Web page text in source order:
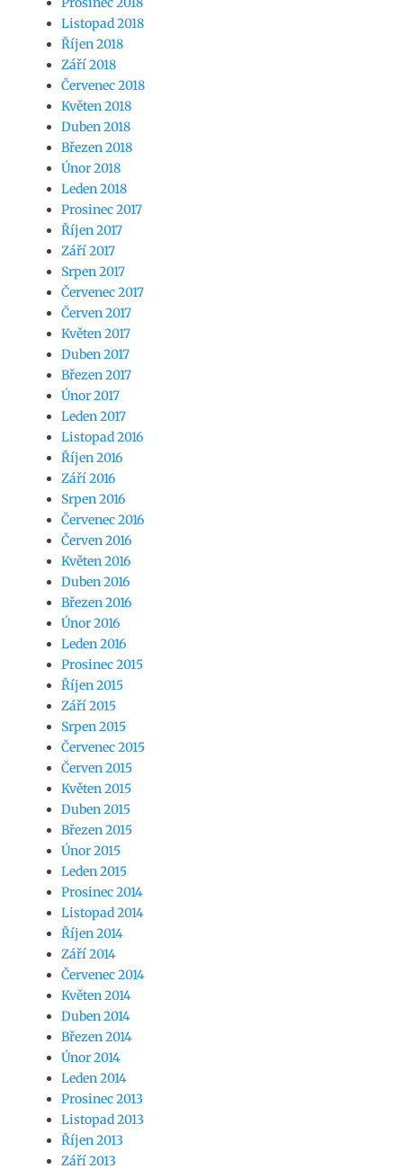
Listopad 2018
Říjen 2018
Září 2018
Červenec 2018
Květen 2018
Duben 2018
Březen 2018
Únor 2018
Leden 2018
Prosinec 2017
Říjen 2017
Září 2017
Srpen 2017
Červenec 2017
Červen 2017
Květen 2017
Duben 2017
Březen 2017
Únor 2017
Leden 2017
Listopad 2016
Říjen 2016
Září 2016
Srpen 2016
Červenec 2016
Červen 2016
Květen 2016
Duben 2016
Březen 2016
Únor 2016
Leden 2016
Prosinec 2015
Říjen 2015
Září 2015
Srpen 2015
Červenec 2015
Červen 2015
Květen 2015
Duben 2015
Březen 2015
Únor 2015
Leden 2015
Prosinec 2014
Listopad 2014
Říjen 2014
Září 2014
Červenec 2014
Květen 2014
Duben 2014
Březen 2014
Únor 2014
Leden 2014
Prosinec 2013
Listopad 2013
Říjen 2013
Září 2013